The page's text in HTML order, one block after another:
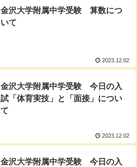
金沢大学附属中学受験 算数につ
いて
2023.12.02
金沢大学附属中学受験 今日の入
試「体育実技」と「面接」につい
て
2023.12.02
金沢大学附属中学受験 今日の入